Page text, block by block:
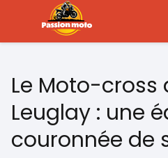
Le Moto-cross
Leuglay : une
couronnée de